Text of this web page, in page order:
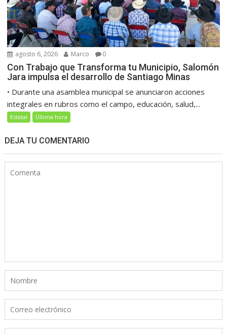
agosto 6, 2026 Marco 0
Con Trabajo que Transforma tu Municipio, Salomón
Jara impulsa el desarrollo de Santiago Minas
• Durante una asamblea municipal se anunciaron acciones
integrales en rubros como el campo, educación, salud,...
Estatal Última hora
DEJA TU COMENTARIO